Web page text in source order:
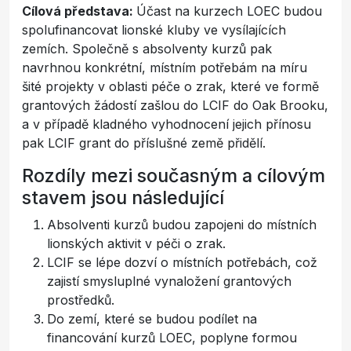
Cílová představa: Účast na kurzech LOEC budou
spolufinancovat lionské kluby ve vysílajících
zemích. Společně s absolventy kurzů pak
navrhnou konkrétní, místním potřebám na míru
šité projekty v oblasti péče o zrak, které ve formě
grantových žádostí zašlou do LCIF do Oak Brooku,
a v případě kladného vyhodnocení jejich přínosu
pak LCIF grant do příslušné země přidělí.
Rozdíly mezi současným a cílovým
stavem jsou následující
Absolventi kurzů budou zapojeni do místních
lionských aktivit v péči o zrak.
LCIF se lépe dozví o místních potřebách, což
zajistí smysluplné vynaložení grantových
prostředků.
Do zemí, které se budou podílet na
financování kurzů LOEC, poplyne formou